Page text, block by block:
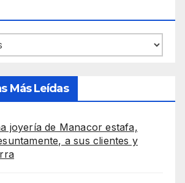
Más Leídas
joyería de Manacor estafa,
a sus clientes y